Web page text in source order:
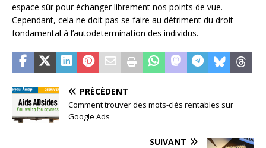
espace sûr pour échanger librement nos points de vue.
Cependant, cela ne doit pas se faire au détriment du droit
fondamental à l’autodetermination des individus.
PRÉCÉDENT
Comment trouver des mots-clés rentables sur
Google Ads
SUIVANT